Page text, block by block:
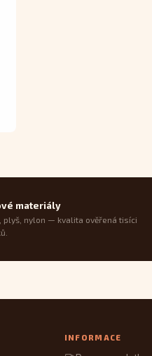
materiály
plyš, nylon — kvalita ověřená tisíci
INFORMACE